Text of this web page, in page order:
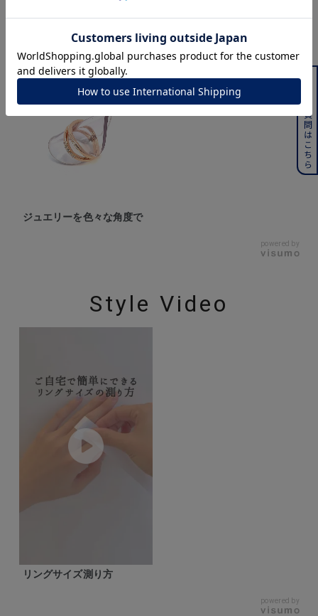
360° Product Viewer
ジュエリーを色々な角度で
powered by
Style Video
リングサイズ測り方
powered by
よくある質問はこちら